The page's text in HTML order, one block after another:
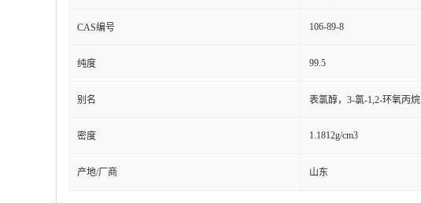
CAS编号 106-89-8
纯度 99.5
别名 表氯醇，3-氯-1,2-环氧丙烷
密度 1.1812g/cm3
产地/厂商 山东